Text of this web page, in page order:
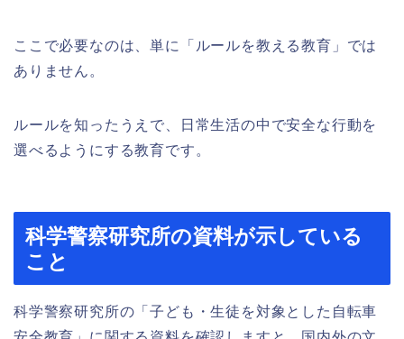
ここで必要なのは、単に「ルールを教える教育」では
ありません。
ルールを知ったうえで、日常生活の中で安全な行動を
選べるようにする教育です。
科学警察研究所の資料が示している
こと
科学警察研究所の「子ども・生徒を対象とした自転車